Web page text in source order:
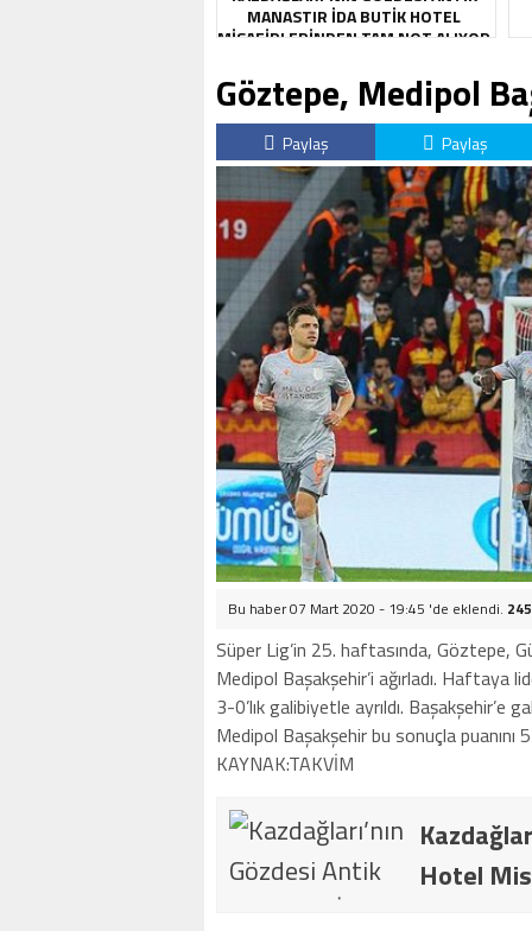
MANASTIR İDA BUTIK HOTEL
MISAFIRLERINDEN TAM NOT ALIYOR
Göztepe, Medipol
Paylaş Paylaş
Bu haber 07 Mart 2020 - 19:45 'de eklendi.
Süper Lig’in 25. haftasında, Göztepe,
Medipol Başakşehir’i ağırladı. Haftaya
3-0’lık galibiyetle ayrıldı.
Medipol Başakşehir bu sonuçla puanını
KAYNAK:TAKVİM
Hotel